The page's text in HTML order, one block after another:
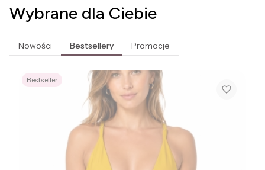
Wybrane dla Ciebie
Nowości Bestsellery Promocje
Bestseller